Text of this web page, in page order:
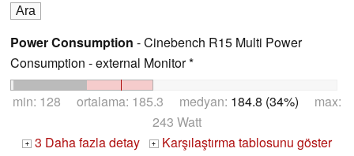
Power Consumption - Cinebench R15 Multi Power
Consumption - external Monitor *
min: 128 ortalama: 185.3 medyan: 184.8 (34%) max:
243 Watt
+ 3 Daha fazla detay + Karşılaştırma tablosunu göster